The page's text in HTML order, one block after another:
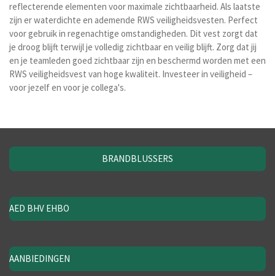
reflecterende elementen voor maximale zichtbaarheid. Als laatste
zijn er waterdichte en ademende RWS veiligheidsvesten. Perfect
voor gebruik in regenachtige omstandigheden. Dit vest zorgt dat
je droog blijft terwijl je volledig zichtbaar en veilig blijft. Zorg dat jij
en je teamleden goed zichtbaar zijn en beschermd worden met een
RWS veiligheidsvest van hoge kwaliteit. Investeer in veiligheid –
voor jezelf en voor je collega's.
BRANDBLUSSERS
AED BHV EHBO
AANBIEDINGEN